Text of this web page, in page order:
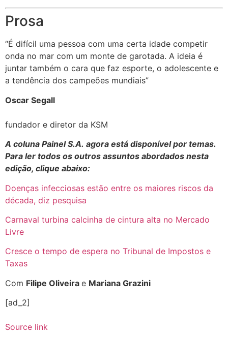
Prosa
“É difícil uma pessoa com uma certa idade competir
onda no mar com um monte de garotada. A ideia é
juntar também o cara que faz esporte, o adolescente e
a tendência dos campeões mundiais”
Oscar Segall
fundador e diretor da KSM
A coluna Painel S.A. agora está disponível por temas.
Para ler todos os outros assuntos abordados nesta
edição, clique abaixo:
Doenças infecciosas estão entre os maiores riscos da
década, diz pesquisa ​
Carnaval turbina calcinha de cintura alta no Mercado
Livre
Cresce o tempo de espera no Tribunal de Impostos e
Taxas
Com Filipe Oliveira e Mariana Grazini
[ad_2]
Source link